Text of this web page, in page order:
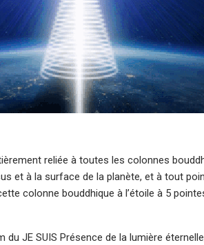
reliée à toutes les colonnes
et à la surface de la planète, et à tout
colonne bouddhique à l’étoile à 5
du JE SUIS Présence de la lumière